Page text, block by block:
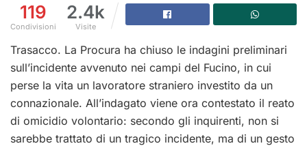
119
Condivisioni
2.4k
Visite
Trasacco. La Procura ha chiuso le indagini preliminari
sull’incidente avvenuto nei campi del Fucino, in cui
perse la vita un lavoratore straniero investito da un
connazionale. All’indagato viene ora contestato il reato
di omicidio volontario: secondo gli inquirenti, non si
sarebbe trattato di un tragico incidente, ma di un gesto